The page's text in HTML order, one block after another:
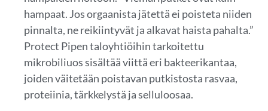
hampaat. Jos orgaanista jätettä ei poisteta niiden
pinnalta, ne reikiintyvät ja alkavat haista pahalta.”
Protect Pipen taloyhtiöihin tarkoitettu
mikrobiliuos sisältää viittä eri bakteerikantaa,
joiden väitetään poistavan putkistosta rasvaa,
proteiinia, tärkkelystä ja selluloosaa.